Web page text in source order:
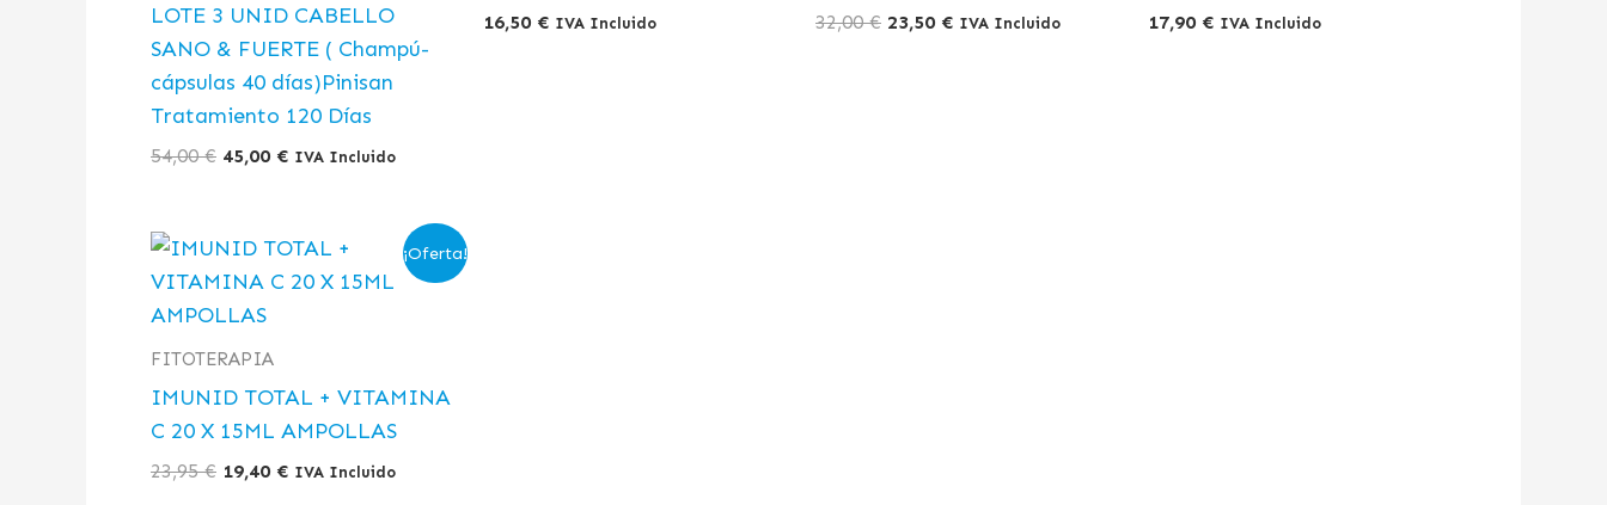
LOTE 3 UNID CABELLO
SANO & FUERTE ( Champú-
cápsulas 40 días)Pinisan
Tratamiento 120 Días
54,00€ 45,00 € IVA Incluido
16,50 € IVA Incluido 32,00€ 23,50 € IVA Incluido 17,90 € IVA Incluido
¡Oferta!
FITOTERAPIA
IMUNID TOTAL + VITAMINA
C 20 X 15ML AMPOLLAS
23,95€
El
original
era:
19,40 €
El
actual
IVA Incluido